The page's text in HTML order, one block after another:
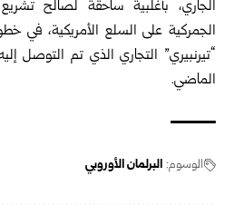
الجاري، بأغلبية ساحقة لصالح
الجمركية على السلع الأمريكية، في
“تيرنبيري” التجاري ‌الذي تم التوصل
الماضي.
الوسوم: البرلمان الأوروبي